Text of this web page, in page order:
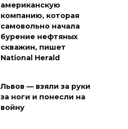
американскую
компанию, которая
самовольно начала
бурение нефтяных
скважин, пишет
National Herald
Львов — взяли за руки
за ноги и понесли на
войну